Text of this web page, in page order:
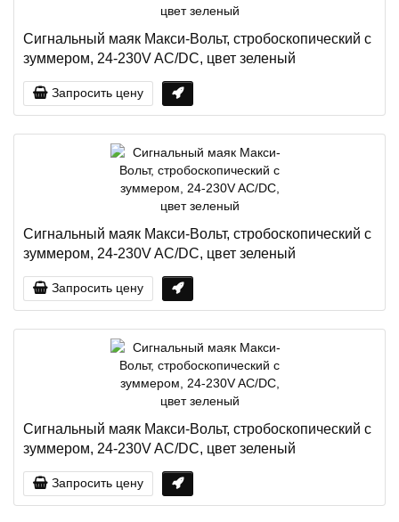
Сигнальный маяк Макси-Вольт, стробоскопический с
зуммером, 24-230V AC/DC, цвет зеленый
Запросить цену
Сигнальный маяк Макси-Вольт, стробоскопический с
зуммером, 24-230V AC/DC, цвет зеленый
Запросить цену
Сигнальный маяк Макси-Вольт, стробоскопический с
зуммером, 24-230V AC/DC, цвет зеленый
Запросить цену